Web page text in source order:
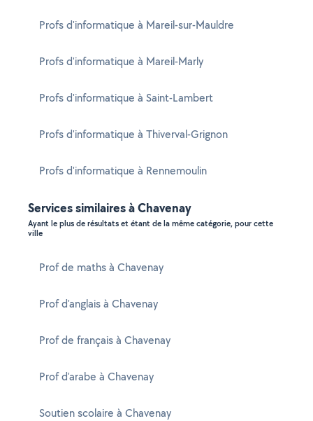
Profs d'informatique à Mareil-sur-Mauldre
Profs d'informatique à Mareil-Marly
Profs d'informatique à Saint-Lambert
Profs d'informatique à Thiverval-Grignon
Profs d'informatique à Rennemoulin
Services similaires à Chavenay
Ayant le plus de résultats et étant de la même catégorie, pour cette
ville
Prof de maths à Chavenay
Prof d'anglais à Chavenay
Prof de français à Chavenay
Prof d'arabe à Chavenay
Soutien scolaire à Chavenay